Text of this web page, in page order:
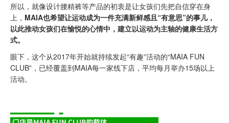
所以，就像设计腰精裤等产品的初衷是让女孩们先把自信穿在身
上， MAIA也希望让运动成为一件充满新鲜感且“有意思”的事儿，
以此推动女孩们在愉悦的心情中，建立以运动为主轴的健康生活方
式。
眼下，这个从2017年开始就持续发起“有趣”活动的“MAIA FUN
CLUB”，已经覆盖到MAIA每一家线下店，平均每月举办15场以上
活动。